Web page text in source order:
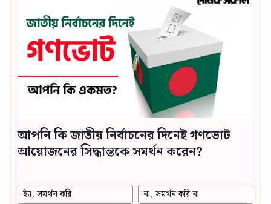
আপনি কি জাতীয় নির্বাচনের দিনেই গণভোট
আয়োজনের সিদ্ধান্তকে সমর্থন করেন?
হ্যাঁ, সমর্থন করি না, সমর্থন করি না